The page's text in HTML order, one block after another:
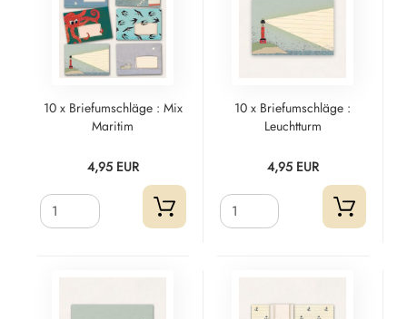
10 x Briefumschläge : Mix
Maritim
4,95 EUR
10 x Briefumschläge :
Leuchtturm
4,95 EUR